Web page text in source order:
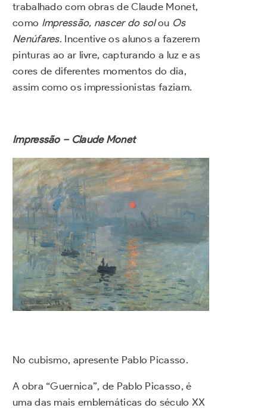
trabalhado com obras de Claude Monet,
como Impressão, nascer do solou Os
Nenúfares. Incentive os alunos a fazerem
pinturas ao ar livre, capturando a luz e as
cores de diferentes momentos do dia,
assim como os impressionistas faziam.
Impressão – Claude Monet
No cubismo, apresente Pablo Picasso.
A obra “Guernica”, de Pablo Picasso, é
uma das mais emblemáticas do século XX